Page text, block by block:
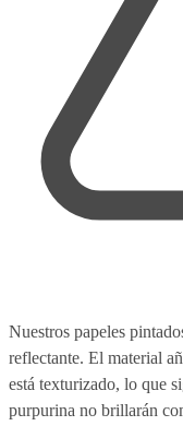
Nuestros papeles
reflectante. El material
está texturizado, lo que
purpurina no brillarán